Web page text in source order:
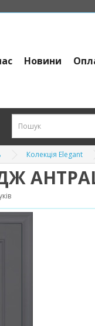
Новини
Колекція Elegant